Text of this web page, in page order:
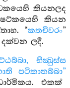
කියනලද
කියන
“කතචීවරං”
ලදී.
භික්‍ඛුස්ස
පටිකාතබ්බා”
එකක්